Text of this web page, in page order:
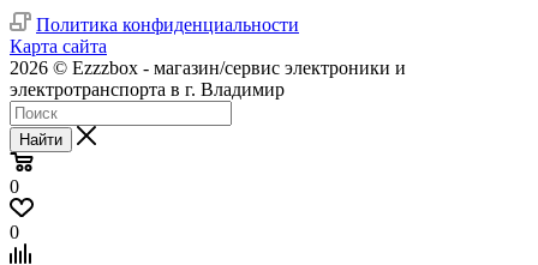
Политика конфиденциальности
Карта сайта
2026 © Ezzzbox - магазин/сервис электроники и
электротранспорта в г. Владимир
Найти
0
0